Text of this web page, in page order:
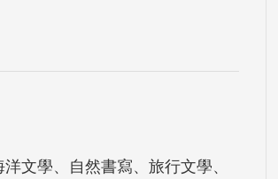
文學、自然書寫、旅行文學、